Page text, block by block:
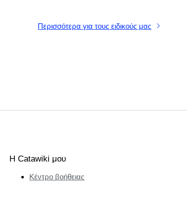
Περισσότερα για τους ειδικούς μας
Η Catawiki μου
Κέντρο βοήθειας